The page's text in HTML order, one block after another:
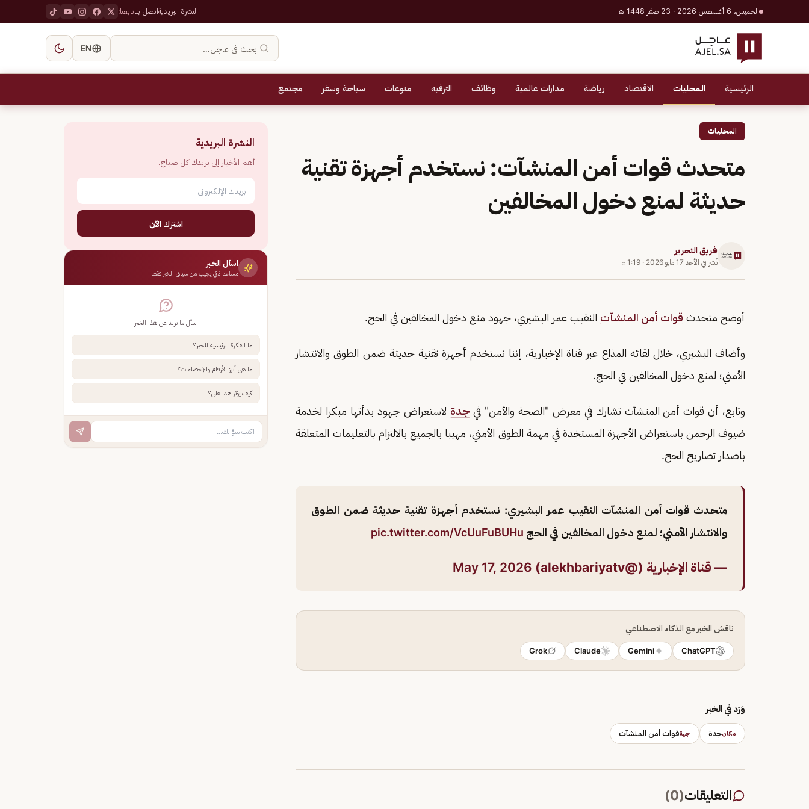
الخميس، 6 أغسطس 2026 · 23 صفر 1448 هـ النشرة البريديةاتصل بناتابعنا:
ابحث في عاجل… EN
الرئيسية المحليات الاقتصاد رياضة مدارات عالمية وظائف الترفيه منوعات سياحة وسفر مجتمع
المحليات
متحدث قوات أمن المنشآت: نستخدم أجهزة تقنية
حديثة لمنع دخول المخالفين
فريق التحرير
نُشر في الأحد 17 مايو 2026 · 1:19 م
أوضح متحدث قوات أمن المنشآت النقيب عمر البشيري، جهود منع دخول المخالفين في الحج.
وأضاف البشيري، خلال لقائه المذاع عبر قناة الإخبارية، إننا نستخدم أجهزة تقنية حديثة ضمن الطوق والانتشار
الأمني؛ لمنع دخول المخالفين في الحج.
وتابع، أن قوات أمن المنشآت تشارك في معرض "الصحة والأمن" في جدة لاستعراض جهود بدأتها مبكرا لخدمة
ضيوف الرحمن باستعراض الأجهزة المستخدة في مهمة الطوق الأمني، مهيبا بالجميع بالالتزام بالتعليمات المتعلقة
باصدار تصاريح الحج.
متحدث قوات أمن المنشآت النقيب عمر البشيري: نستخدم أجهزة تقنية حديثة ضمن الطوق
والانتشار الأمني؛ لمنع دخول المخالفين في الحج pic.twitter.com/VcUuFuBUHu
— قناة الإخبارية (@alekhbariyatv) May 17, 2026
ناقش الخبر مع الذكاء الاصطناعي
ChatGPT
Gemini
Claude
Grok
وَرَد في الخبر
مكانجدة جهةقوات أمن المنشآت
التعليقات(
0
)
النشرة البريدية
أهم الأخبار إلى بريدك كل صباح.
اشترك الآن
اسأل الخبر
مساعد ذكي يجيب من سياق الخبر فقط
اسأل ما تريد عن هذا الخبر
ما الفكرة الرئيسية للخبر؟
ما هي أبرز الأرقام والإحصاءات؟
كيف يؤثر هذا علي؟